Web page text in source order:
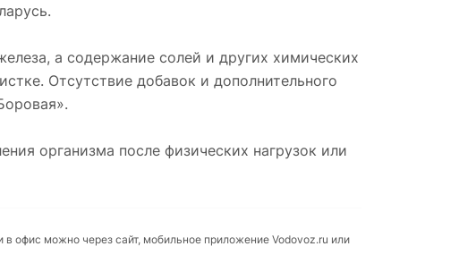
а содержание солей и других химических
Отсутствие добавок и дополнительного
организма после физических нагрузок или
в офис можно через сайт, мобильное приложение Vodovoz.ru или